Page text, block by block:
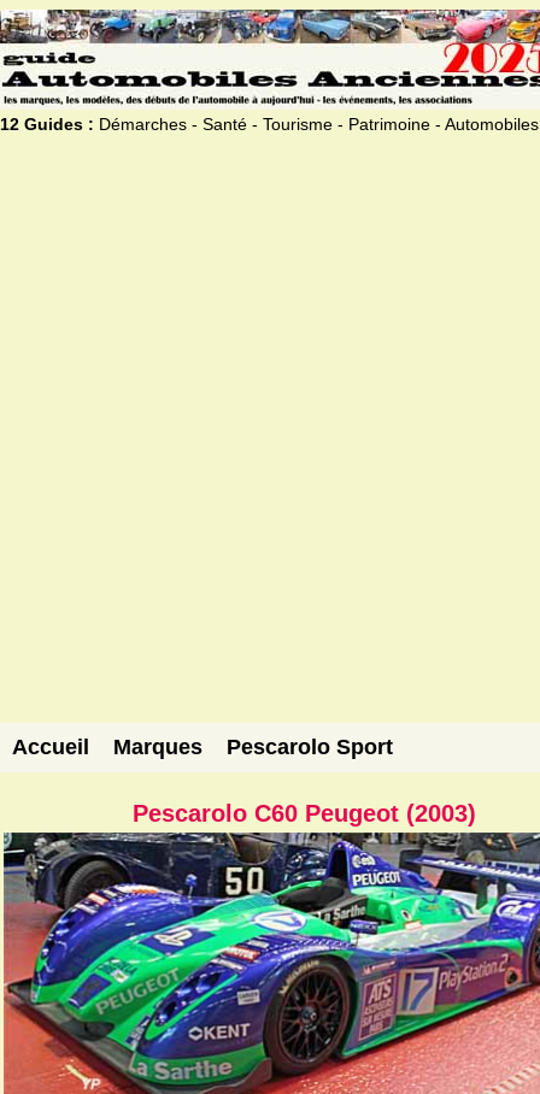
12 Guides : Démarches - Santé - Tourisme - Patrimoine - Automobiles
Accueil Marques Pescarolo Sport
Pescarolo C60 Peugeot (2003)